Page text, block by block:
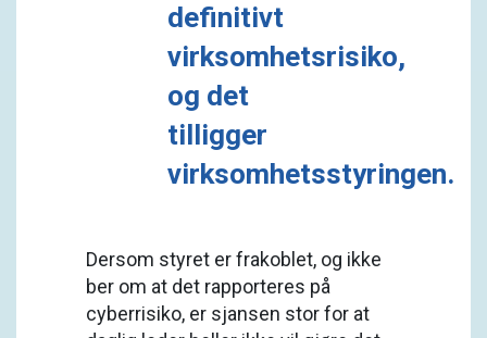
definitivt
virksomhetsrisiko,
og det
tilligger
virksomhetsstyringen.
Dersom styret er frakoblet, og ikke
ber om at det rapporteres på
cyberrisiko, er sjansen stor for at